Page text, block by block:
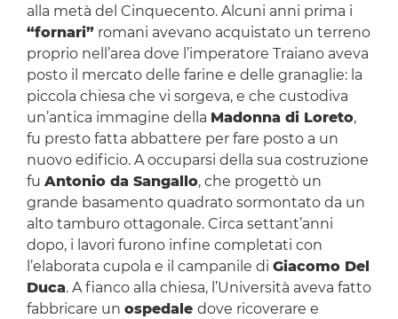
alla metà del Cinquecento. Alcuni anni prima i
“fornari”romani avevano acquistato un terreno
proprio nell’area dove l’imperatore Traiano aveva
posto il mercato delle farine e delle granaglie: la
piccola chiesa che vi sorgeva, e che custodiva
un’antica immagine della Madonna di Loreto,
fu presto fatta abbattere per fare posto a un
nuovo edificio. A occuparsi della sua costruzione
fu Antonio da Sangallo, che progettò un
grande basamento quadrato sormontato da un
alto tamburo ottagonale. Circa settant’anni
dopo, i lavori furono infine completati con
l’elaborata cupola e il campanile di Giacomo Del
Duca. A fianco alla chiesa, l’Università aveva fatto
fabbricare un ospedale dove ricoverare e